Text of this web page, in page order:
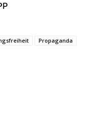
Propaganda